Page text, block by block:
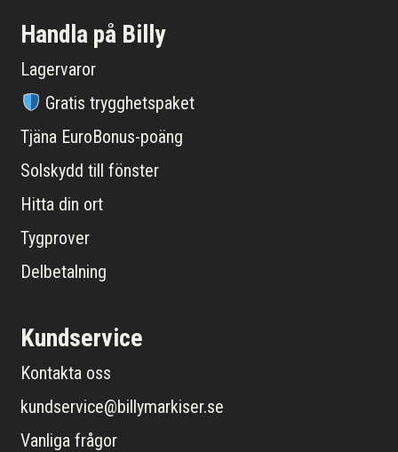
Handla på Billy
Lagervaror
Gratis trygghetspaket
Tjäna EuroBonus-poäng
Solskydd till fönster
Hitta din ort
Tygprover
Delbetalning
Kundservice
Kontakta oss
kundservice@billymarkiser.se
Vanliga frågor